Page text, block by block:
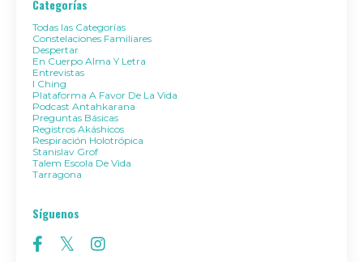
Categorías
Todas las Categorías
Constelaciones Familiares
Despertar
En Cuerpo Alma Y Letra
Entrevistas
I Ching
Plataforma A Favor De La Vida
Podcast Antahkarana
Preguntas Básicas
Registros Akáshicos
Respiración Holotrópica
Stanislav Grof
Talem Escola De Vida
Tarragona
Síguenos